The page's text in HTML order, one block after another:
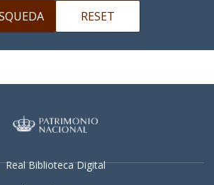
Real Biblioteca Digital